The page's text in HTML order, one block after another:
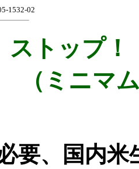
1532-02
ストップ
（ミニマ
要、国内